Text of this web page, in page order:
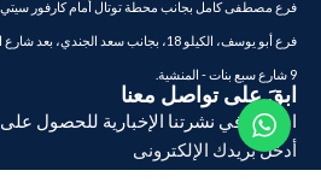
فرع مصطفى كامل بجانب محطة توتال أمام كارفور سيتي
فرع أبو يوسف، الكيلو 18، بجانب سعد الجندي، بعد شارع الحديد والصلب، العامي، الإسكندرية.
9 شارع سبع بنات - المنشية.
ابقَ على تواصل معنا
اشترك في نشرتنا الإخبارية للحصول
أدخل بريدك الإلكترونى